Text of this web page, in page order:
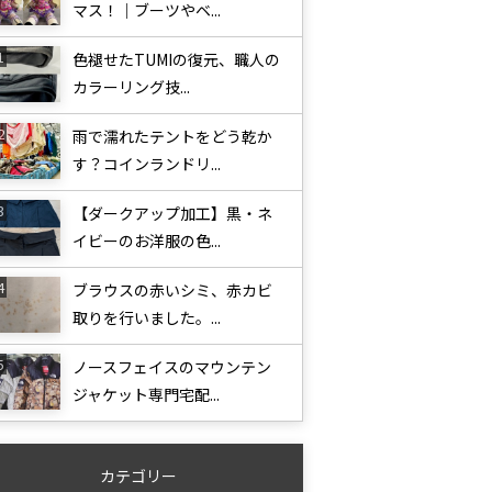
マス！｜ブーツやベ...
色褪せたTUMIの復元、職人の
カラーリング技...
雨で濡れたテントをどう乾か
す？コインランドリ...
【ダークアップ加工】黒・ネ
イビーのお洋服の色...
ブラウスの赤いシミ、赤カビ
取りを行いました。...
ノースフェイスのマウンテン
ジャケット専門宅配...
カテゴリー